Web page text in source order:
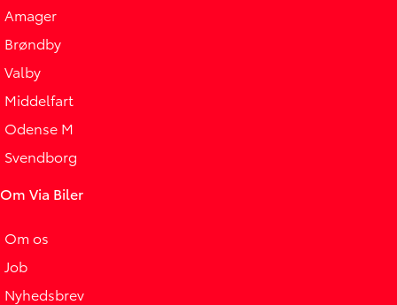
Amager
Brøndby
Valby
Middelfart
Odense M
Svendborg
Om Via Biler
Om os
Job
Nyhedsbrev